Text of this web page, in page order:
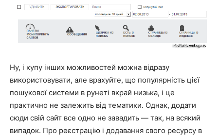
Ну, і купу інших можливостей можна відразу
використовувати, але врахуйте, що популярність цієї
пошукової системи в рунеті вкрай низька, і це
практично не залежить від тематики. Однак, додати
сюди свій сайт все одно не завадить — так, на всякий
випадок. Про реєстрацію і додавання свого ресурсу в